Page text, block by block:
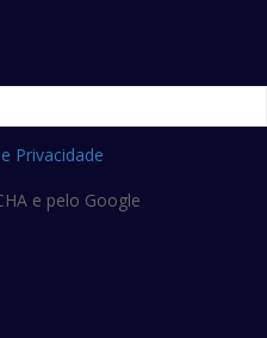
Privacidade
e pelo Google